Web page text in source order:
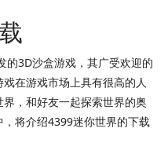
的3D沙盒游戏，其广受欢迎的
在游戏市场上具有很高的人
，和好友一起探索世界的奥
将介绍4399迷你世界的下载